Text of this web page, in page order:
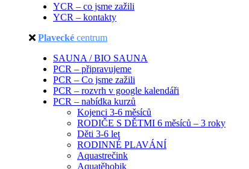
YCR – co jsme zažili
YCR – kontakty
Plavecké centrum
SAUNA / BIO SAUNA
PCR – připravujeme
PCR – Co jsme zažili
PCR – rozvrh v google kalendáři
PCR – nabídka kurzů
Kojenci 3-6 měsíců
RODIČE S DĚTMI 6 měsíců – 3 roky
Děti 3-6 let
RODINNÉ PLAVÁNÍ
Aquastrečink
Aquatěhobik